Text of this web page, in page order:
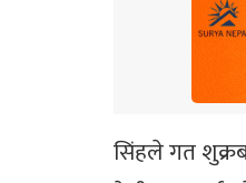
सिंहले गत